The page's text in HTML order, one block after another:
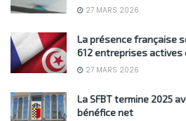
27 MARS 2026
La présence française
612 entreprises
27 MARS 2026
La SFBT termine 2025
bénéfice net